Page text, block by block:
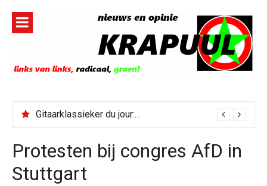
inhoud
Gitaarklassieker du jour: Paris, Texas/Cold Was The Night, Hard Was The Ground
Protesten bij congres AfD in
Stuttgart